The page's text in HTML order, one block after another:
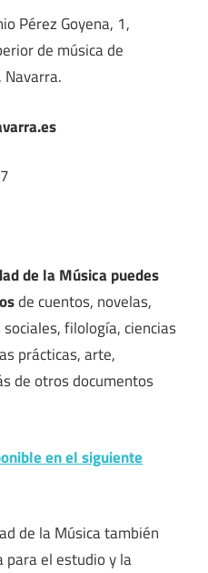
Pérez Goyena, 1,
de música de
de la Música puedes
de cuentos, novelas,
filología, ciencias
prácticas, arte,
de otros documentos
en el siguiente
de la Música también
para el estudio y la